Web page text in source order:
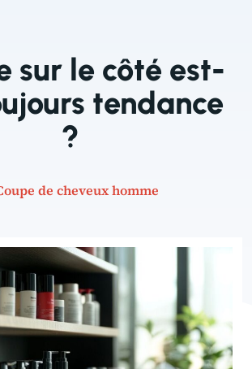
sur le côté est-
tendance
?
de cheveux homme